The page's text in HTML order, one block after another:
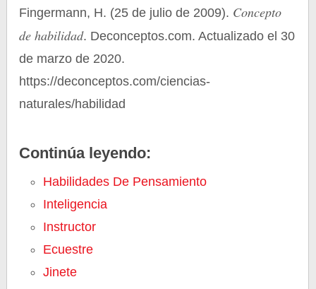
Fingermann, H. (25 de julio de 2009). Concepto
de habilidad. Deconceptos.com. Actualizado el 30
de marzo de 2020.
https://deconceptos.com/ciencias-
naturales/habilidad
Continúa leyendo:
Habilidades De Pensamiento
Inteligencia
Instructor
Ecuestre
Jinete